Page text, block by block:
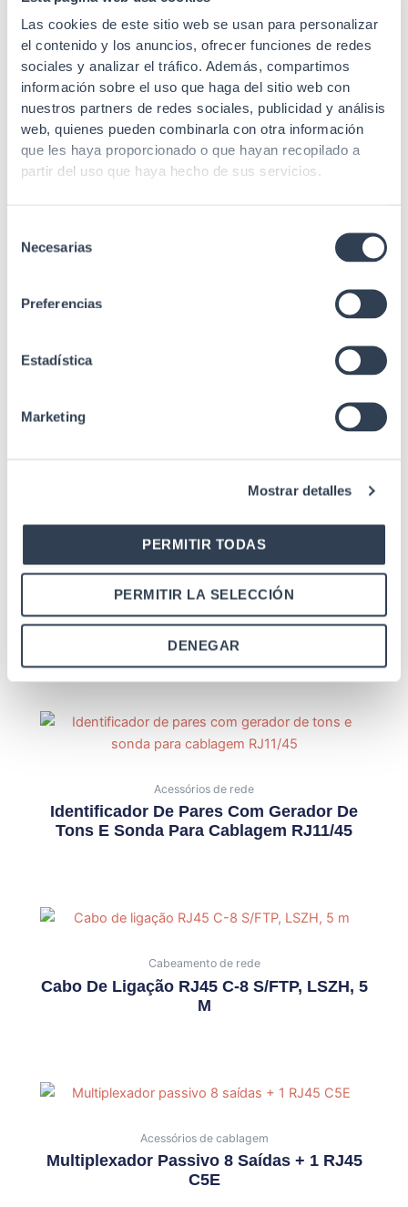
Las cookies de este sitio web se usan para personalizar
el contenido y los anuncios, ofrecer funciones de redes
sociales y analizar el tráfico. Además, compartimos
información sobre el uso que haga del sitio web con
nuestros partners de redes sociales, publicidad y análisis
web, quienes pueden combinarla con otra información
que les haya proporcionado o que hayan recopilado a
partir del uso que haya hecho de sus servicios.
Necesarias
Preferencias
Estadística
Marketing
Mostrar detalles
PERMITIR TODAS
PERMITIR LA SELECCIÓN
DENEGAR
Recubrimiento 50µ ouro
Conector de
material
Níquel + Bronze
fosforoso 50µ ouro
Longitud 2 m
ANSI/TIA/EIA 568.2
Rev. E (Cat.5e), IEC
Produtos relacionados
Acessórios de rede
Alicate De Cravar Profissional Para
Acessórios de rede
Identificador De Pares Com Gerador De
Tons E Sonda Para Cablagem RJ11/45
Cabeamento de rede
Cabo De Ligação RJ45 C-8 S/FTP, LSZH, 5
M
Acessórios de cablagem
Multiplexador Passivo 8 Saídas + 1 RJ45
C5E